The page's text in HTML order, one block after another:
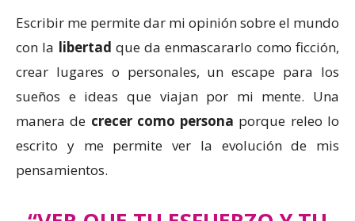
Escribir me permite dar mi opinión sobre el mundo
con la libertad que da enmascararlo como ficción,
crear lugares o personales, un escape para los
sueños e ideas que viajan por mi mente. Una
manera de crecer como persona porque releo lo
escrito y me permite ver la evolución de mis
pensamientos.